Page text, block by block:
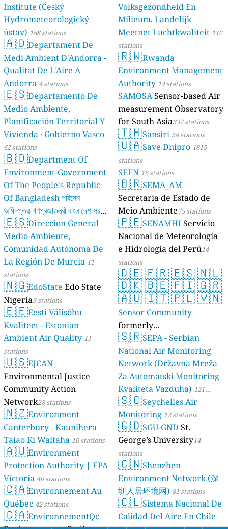
Institute (Český
Hydrometeorologický
ústav) 188 stations
🇦🇩Departament De
Medi Ambient D'Andorra -
Qualitat De L'Aire A
Andorra 4 stations
🇪🇸Departamento De
Medio Ambiente,
Planificación Territorial Y
Vivienda · Gobierno Vasco
62 stations
🇧🇩Department Of
Environment-Government
Of The People's Republic
Of Bangladesh পরিবেশ
অধিদপ্তর-গণপ্রজাতন্ত্রী বাংলাদেশ সরকার
17 stations
🇪🇸Direccion General
Medio Ambiente,
Comunidad Autónoma De
La Región De Murcia 11
stations
🇳🇬EdoState Edo State
Nigeria3 stations
🇪🇪Eesti Välisõhu
Kvaliteet - Estonian
Ambient Air Quality 11
stations
🇺🇸EJCAN
Environmental Justice
Community Action
Network28 stations
🇳🇿Environment
Canterbury - Kaunihera
Taiao Ki Waitaha 10 stations
🇦🇺Environment
Protection Authority | EPA
Victoria 40 stations
🇨🇦Environnement Au
Québec 42 stations
🇨🇦EnvironnementQc
Volksgezondheid En
Milieum, Landelijk
Meetnet Luchtkwaliteit 112
stations
🇷🇼Rwanda
Environment Management
Authority 14 stations
SAMOSASensor-based Air
measurement Observatory
for South Asia337 stations
🇹🇭Sansiri 58 stations
🇺🇦Save Dnipro 1815
stations
SEEN 16 stations
🇧🇷SEMA_AM
Secretaria de Estado de
Meio Ambiente75 stations
🇵🇪SENAMHIServicio
Nacional de Meteorología
e Hidrología del Perú14
stations
🇩🇪🇫🇷🇪🇸🇳🇱
🇩🇰🇧🇪🇫🇮🇬🇷
🇦🇺🇮🇹🇵🇱🇻🇳
Sensor Community
formerly
luftdaten.info35821 stations
🇸🇷SEPA - Serbian
National Air Monitoring
Network (Državna Mreža
Za Automatski Monitoring
Kvaliteta Vazduha) 121
stations
🇸🇨Seychelles Air
Monitoring 12 stations
🇬🇩SGU-GND St.
George’s University14
stations
🇨🇳Shenzhen
Environment Network (深
圳人居环境网) 81 stations
🇨🇱Sistema Nacional De
Calidad Del Aire En Chile